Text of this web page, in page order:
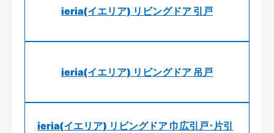
ieria(イエリア) リビングドア 引戸
ieria(イエリア) リビングドア 吊戸
ieria(イエリア) リビングドア 巾広引戸･片引